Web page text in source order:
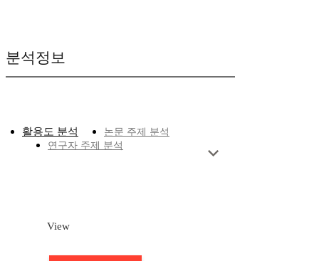
분석정보
활용도 분석
논문 주제 분석
연구자 주제 분석
View